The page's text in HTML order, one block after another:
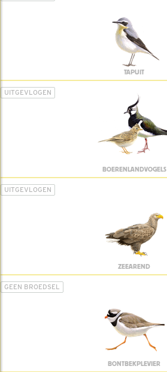
TAPUIT
UITGEVLOGEN
BOERENLANDVOGELS
UITGEVLOGEN
ZEEAREND
GEEN BROEDSEL
BONTBEKPLEVIER